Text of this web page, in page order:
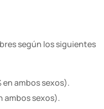
según los siguientes
ambos sexos).
ambos sexos).